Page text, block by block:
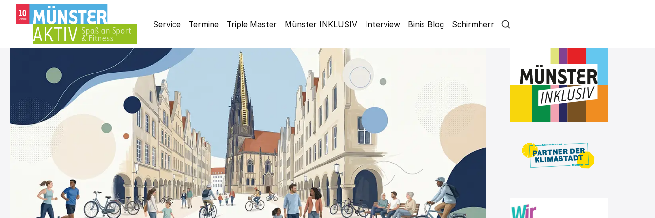
Service Termine Triple Master Münster INKLUSIV Interview Binis Blog Schirmherr